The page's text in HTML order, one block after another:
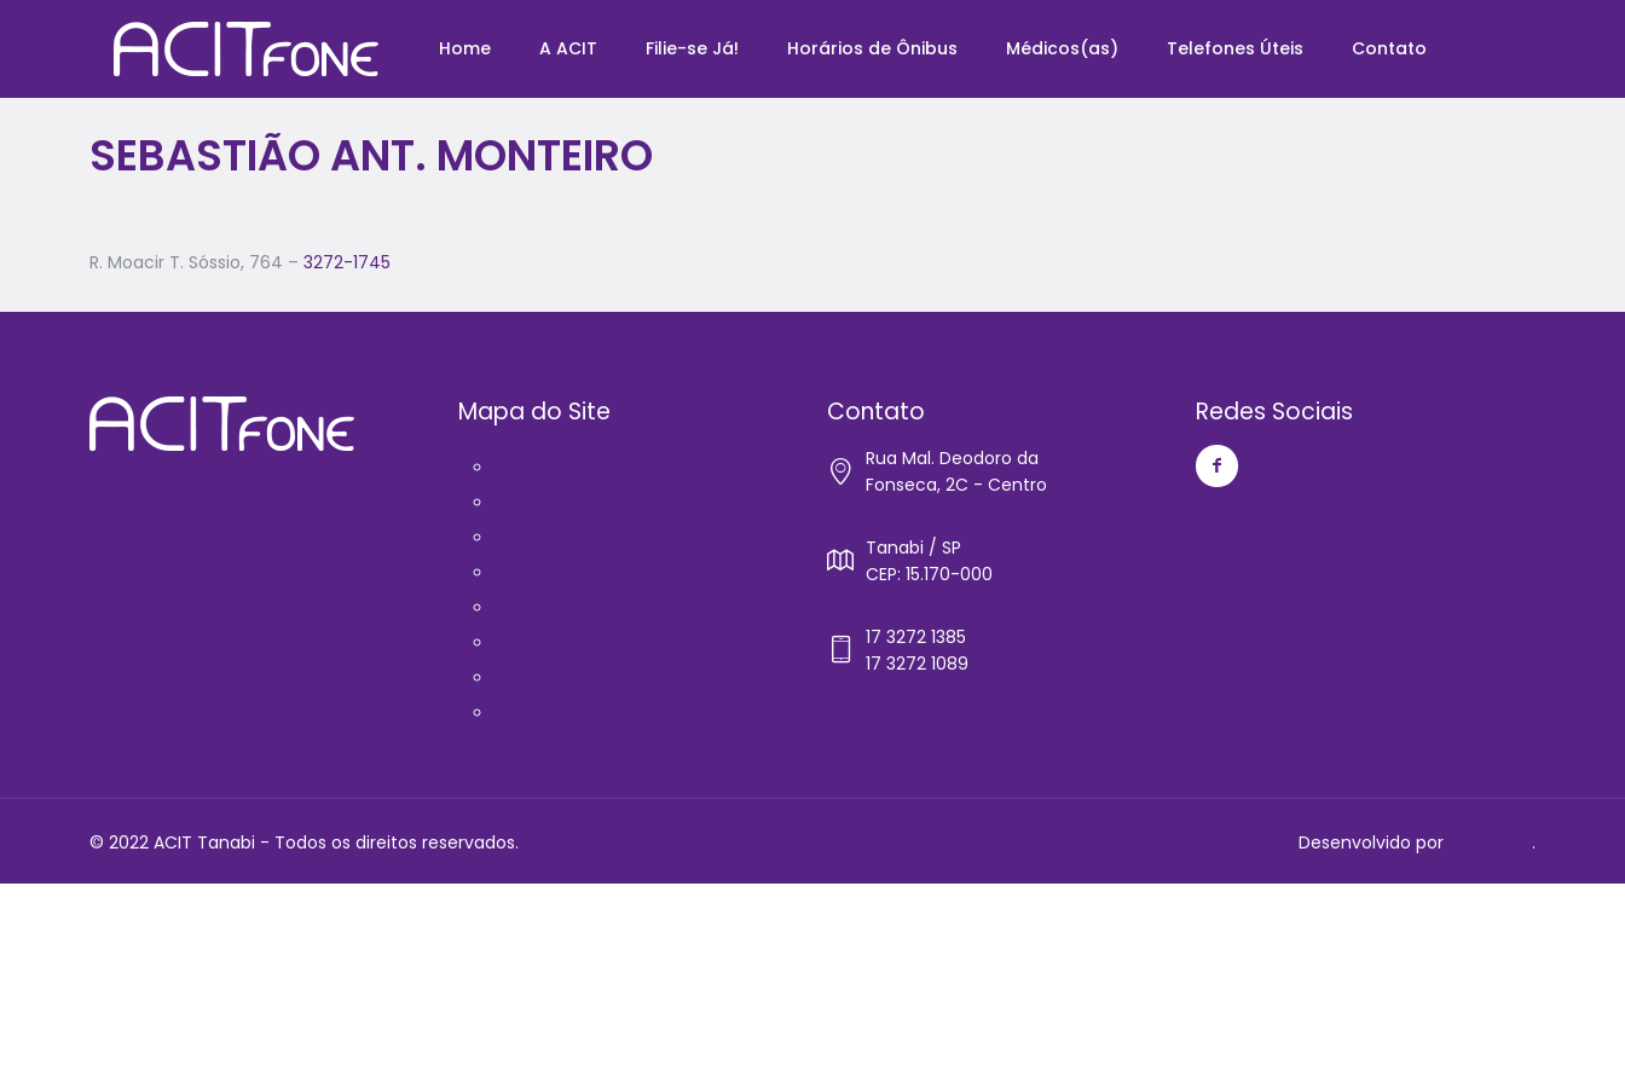
Home A ACIT Filie-se Já! Horários de Ônibus Médicos(as) Telefones Úteis Contato
SEBASTIÃO ANT. MONTEIRO
R. Moacir T. Sóssio, 764 –3272-1745
Mapa do Site Contato
Rua Mal. Deodoro da
Fonseca, 2C - Centro
Tanabi / SP
CEP: 15.170-000
17 3272 1385
17 3272 1089
Redes Sociais
© 2022 ACIT Tanabi - Todos os direitos reservados. Desenvolvido por .